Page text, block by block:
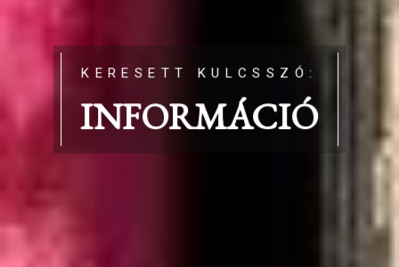
KERESETT KULCSSZÓ:
INFORMÁCIÓ